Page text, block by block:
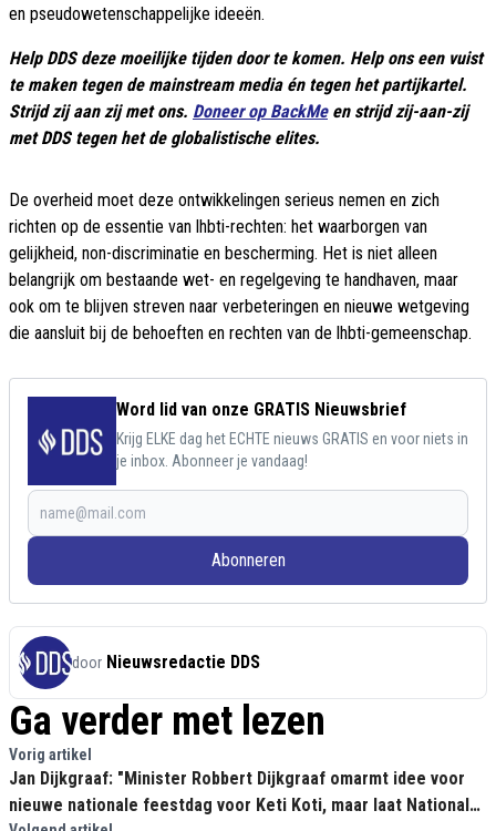
en pseudowetenschappelijke ideeën.
Help DDS deze moeilijke tijden door te komen. Help ons een vuist
te maken tegen de mainstream media én tegen het partijkartel.
Strijd zij aan zij met ons. Doneer op BackMeen strijd zij-aan-zij
met DDS tegen het de globalistische elites.
De overheid moet deze ontwikkelingen serieus nemen en zich
richten op de essentie van lhbti-rechten: het waarborgen van
gelijkheid, non-discriminatie en bescherming. Het is niet alleen
belangrijk om bestaande wet- en regelgeving te handhaven, maar
ook om te blijven streven naar verbeteringen en nieuwe wetgeving
die aansluit bij de behoeften en rechten van de lhbti-gemeenschap.
Word lid van onze GRATIS Nieuwsbrief
Krijg ELKE dag het ECHTE nieuws GRATIS en voor niets in
je inbox. Abonneer je vandaag!
Abonneren
door Nieuwsredactie DDS
Ga verder met lezen
Vorig artikel
Jan Dijkgraaf: "Minister Robbert Dijkgraaf omarmt idee voor
nieuwe nationale feestdag voor Keti Koti, maar laat Nationale